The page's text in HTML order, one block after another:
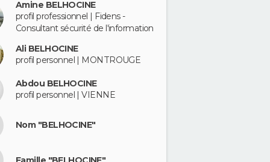
Amine BELHOCINE
profil professionnel | Fidens -
Consultant sécurité de l'information
Ali BELHOCINE
profil personnel | MONTROUGE
Abdou BELHOCINE
profil personnel | VIENNE
Nom "BELHOCINE"